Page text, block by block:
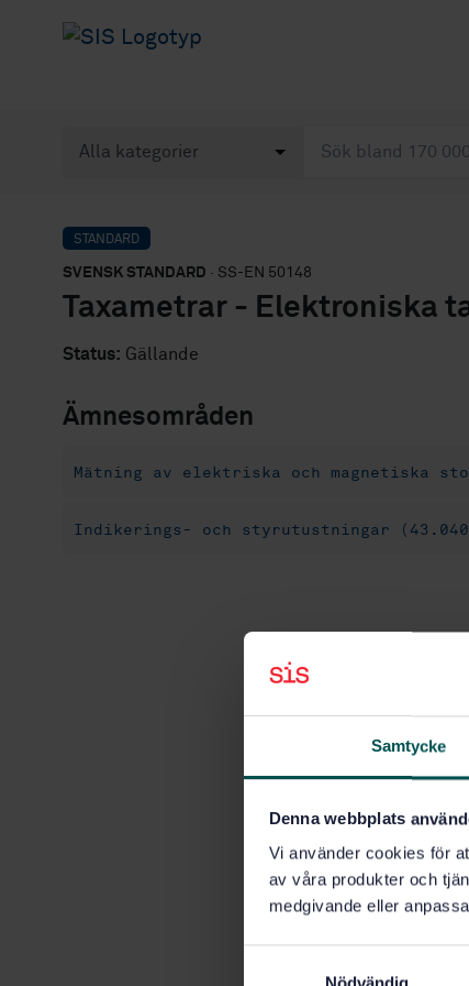
Samtycke
Denna webbplats
Vi använder cookies för
av våra produkter och
medgivande eller
STANDARD
SVENSK STANDARD · SS-EN 50148
Taxametrar - Elektroniska
Status: Gällande
Ämnesområden
Mätning av elektriska och magnetiska
Indikerings- och styrutustningar